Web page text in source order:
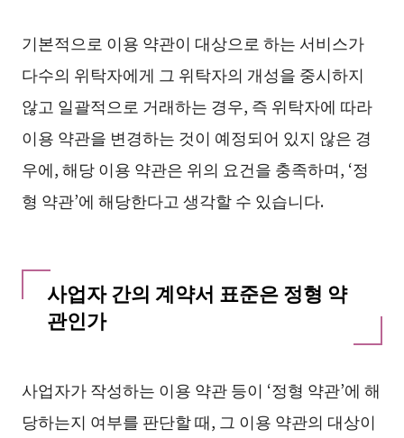
기본적으로 이용 약관이 대상으로 하는 서비스가
다수의 위탁자에게 그 위탁자의 개성을 중시하지
않고 일괄적으로 거래하는 경우, 즉 위탁자에 따라
이용 약관을 변경하는 것이 예정되어 있지 않은 경
우에, 해당 이용 약관은 위의 요건을 충족하며, ‘정
형 약관’에 해당한다고 생각할 수 있습니다.
사업자 간의 계약서 표준은 정형 약
관인가
사업자가 작성하는 이용 약관 등이 ‘정형 약관’에 해
당하는지 여부를 판단할 때, 그 이용 약관의 대상이